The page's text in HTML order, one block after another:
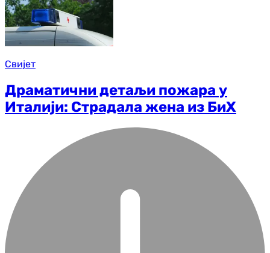
Свијет
Драматични детаљи пожара у
Италији: Страдала жена из БиХ